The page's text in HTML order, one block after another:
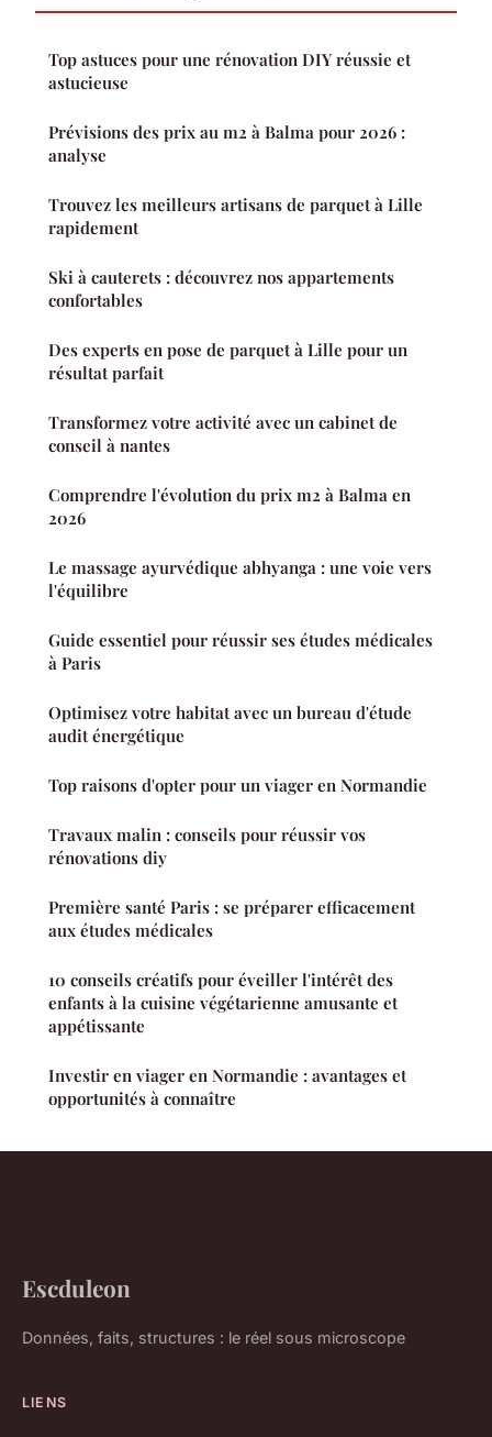
Top astuces pour une rénovation DIY réussie et
astucieuse
Prévisions des prix au m2 à Balma pour 2026 :
analyse
Trouvez les meilleurs artisans de parquet à Lille
rapidement
Ski à cauterets : découvrez nos appartements
confortables
Des experts en pose de parquet à Lille pour un
résultat parfait
Transformez votre activité avec un cabinet de
conseil à nantes
Comprendre l'évolution du prix m2 à Balma en
2026
Le massage ayurvédique abhyanga : une voie vers
l'équilibre
Guide essentiel pour réussir ses études médicales
à Paris
Optimisez votre habitat avec un bureau d'étude
audit énergétique
Top raisons d'opter pour un viager en Normandie
Travaux malin : conseils pour réussir vos
rénovations diy
Première santé Paris : se préparer efficacement
aux études médicales
10 conseils créatifs pour éveiller l'intérêt des
enfants à la cuisine végétarienne amusante et
appétissante
Investir en viager en Normandie : avantages et
opportunités à connaître
Escduleon
Données, faits, structures : le réel sous microscope
LIENS